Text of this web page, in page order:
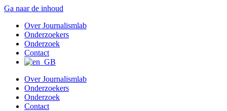
Ga naar de inhoud
Over Journalismlab
Onderzoekers
Onderzoek
Contact
Over Journalismlab
Onderzoekers
Onderzoek
Contact